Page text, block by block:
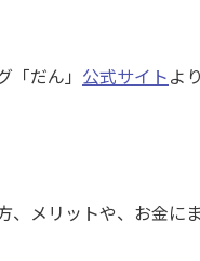
だん」 公式サイトより
、メリットや、お金に